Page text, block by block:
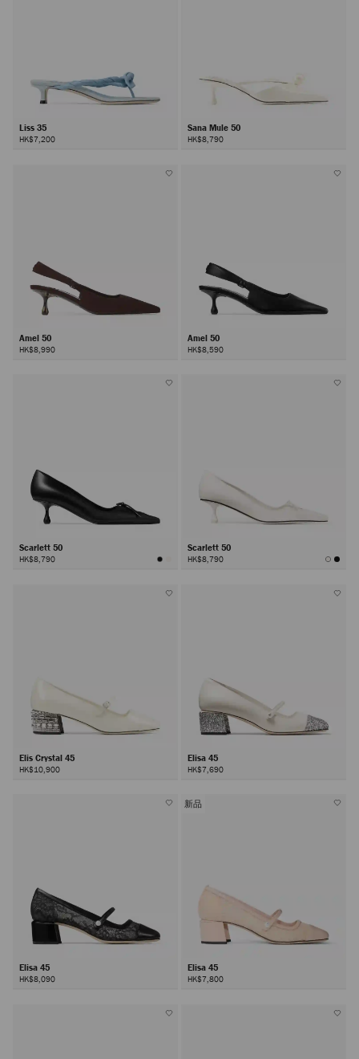
Liss 35
HK$7,200
Sana Mule 50
HK$8,790
Amel 50
HK$8,990
Amel 50
HK$8,590
Scarlett 50
HK$8,790
Scarlett 50
HK$8,790
Elis Crystal 45
HK$10,900
Elisa 45
HK$7,690
Elisa 45
HK$8,090
新品
Elisa 45
HK$7,800